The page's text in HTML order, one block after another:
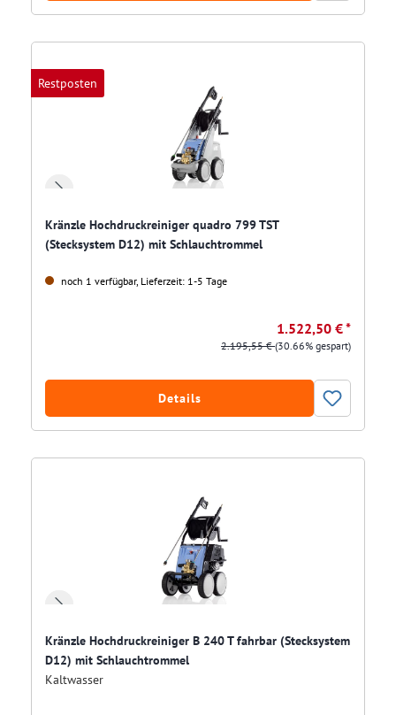
Restposten
Kränzle Hochdruckreiniger quadro 799 TST
(Stecksystem D12) mit Schlauchtrommel
noch 1 verfügbar, Lieferzeit: 1-5 Tage
1.522,50 € *
2.195,55 €(30.66% gespart)
Details
Kränzle Hochdruckreiniger B 240 T fahrbar (Stecksystem
D12) mit Schlauchtrommel
Kaltwasser